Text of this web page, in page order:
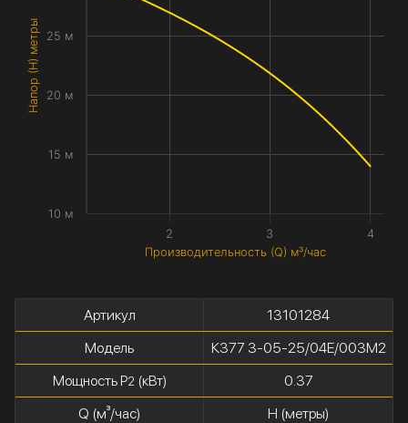
Производительность (Q) м³/час
Напор (H) метры
2 3 4
10 м
15 м
20 м
25 м
Артикул
13101284
Модель
К377 3-05-25/04Е/003М2
Мощность P2(кВт)
0.37
Q (м³/час)
H (метры)